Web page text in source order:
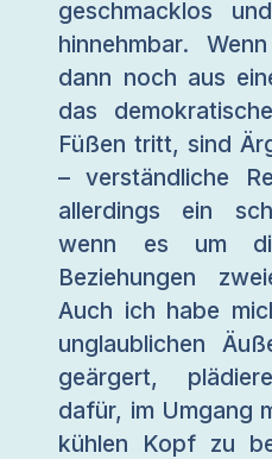
geschmacklos
hinnehmbar.
dann noch aus
das
Füßen tritt, sind
– verständliche
allerdings ein
wenn es um
Beziehungen
Auch ich habe
unglaublichen
geärgert,
dafür, im Umgang
kühlen Kopf zu